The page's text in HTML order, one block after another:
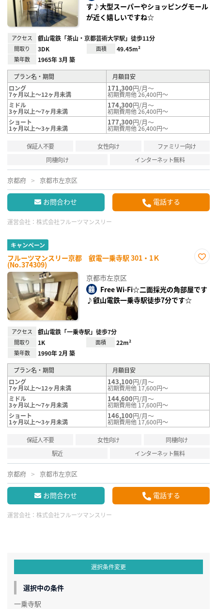
す♪大型スーパーやショッピングモール
が近く嬉しいですね☆
アクセス 叡山電鉄「茶山・京都芸術大学駅」徒歩11分
間取り 3DK 面積 49.45m²
築年数 1965年 3月 築
プラン名・期間
月額目安
ロング
7ヶ月以上～12ヶ月未満
171,300円/月～
初期費用他 26,400円～
ミドル
3ヶ月以上～7ヶ月未満
174,300円/月～
初期費用他 26,400円～
ショート
1ヶ月以上～3ヶ月未満
177,300円/月～
初期費用他 26,400円～
保証人不要 女性向け
ファミリー向け
同棲向け
インターネット無料
京都府 京都市左京区
お問合わせ 電話する
運営会社： 株式会社フルーツマンスリー
キャンペーン
フルーツマンスリー京都 叡電一乗寺駅 301・1Ｋ
(No.374309)
録
京都市左京区
Free Wi-Fi☆二面採光の角部屋です
♪叡山電鉄一乗寺駅徒歩7分です☆
アクセス 叡山電鉄「一乗寺駅」徒歩7分
間取り 1K 面積 22m²
築年数 1990年 2月 築
プラン名・期間
月額目安
ロング
7ヶ月以上～12ヶ月未満
143,100円/月～
初期費用他 17,600円～
ミドル
3ヶ月以上～7ヶ月未満
144,600円/月～
初期費用他 17,600円～
ショート
1ヶ月以上～3ヶ月未満
146,100円/月～
初期費用他 17,600円～
保証人不要 女性向け
同棲向け
駅近
インターネット無料
京都府 京都市左京区
お問合わせ 電話する
運営会社： 株式会社フルーツマンスリー
選択条件変更
選択中の条件
一乗寺駅